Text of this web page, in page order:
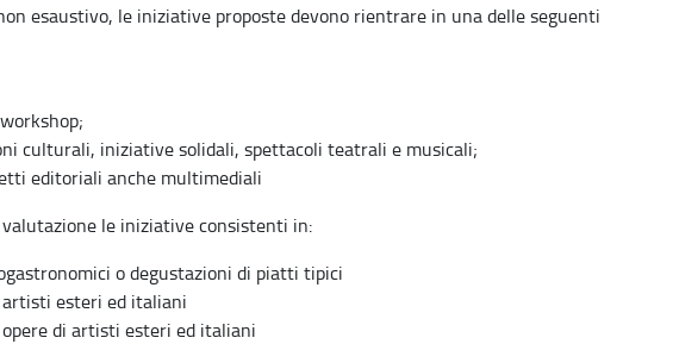
esaustivo, le iniziative proposte devono rientrare in una delle seguenti
culturali, iniziative solidali, spettacoli teatrali e musicali;
editoriali anche multimediali
le iniziative consistenti in:
o degustazioni di piatti tipici
esteri ed italiani
di artisti esteri ed italiani